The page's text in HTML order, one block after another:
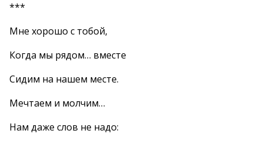
***
Мне хорошо с тобой,
Когда мы рядом… вместе
Сидим на нашем месте.
Мечтаем и молчим…
Нам даже слов не надо: